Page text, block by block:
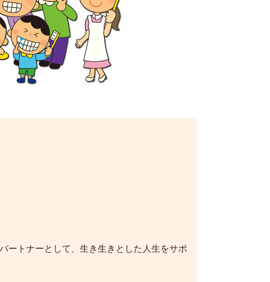
ートナーとして、生き生きとした人生をサポ